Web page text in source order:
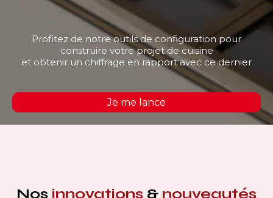
Profitez de notre outils de configuration pour
construire votre projet de cuisine
et obtenir un chiffrage en rapport avec ce dernier
Je me lance
Nos innovations & nouveautés